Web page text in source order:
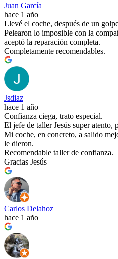
Juan García
hace 1 año
Llevé el coche, después de un
Pelearon lo imposible con la
aceptó la reparación completa.
Completamente recomendables.
Jsdiaz
hace 1 año
Confianza ciega, trato especial.
El jefe de taller Jesús super atento,
Mi coche, en concreto, a salido
le dieron.
Recomendable taller de confianza.
Gracias Jesús
Carlos Delahoz
hace 1 año